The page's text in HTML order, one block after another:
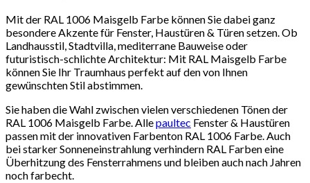
Mit der RAL 1006 Maisgelb Farbe können Sie dabei ganz
besondere Akzente für Fenster, Haustüren & Türen setzen. Ob
Landhausstil, Stadtvilla, mediterrane Bauweise oder
futuristisch-schlichte Architektur: Mit RAL Maisgelb Farbe
können Sie Ihr Traumhaus perfekt auf den von Ihnen
gewünschten Stil abstimmen.
Sie haben die Wahl zwischen vielen verschiedenen Tönen der
RAL 1006 Maisgelb Farbe. Allepaultec Fenster & Haustüren
passen mit der innovativen Farbenton RAL 1006 Farbe. Auch
bei starker Sonneneinstrahlung verhindern RAL Farben eine
Überhitzung des Fensterrahmens und bleiben auch nach Jahren
noch farbecht.